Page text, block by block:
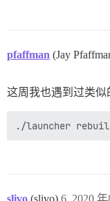
pfaffman (Jay
这周我也遇到过类
slivo (slivo) 2020
6